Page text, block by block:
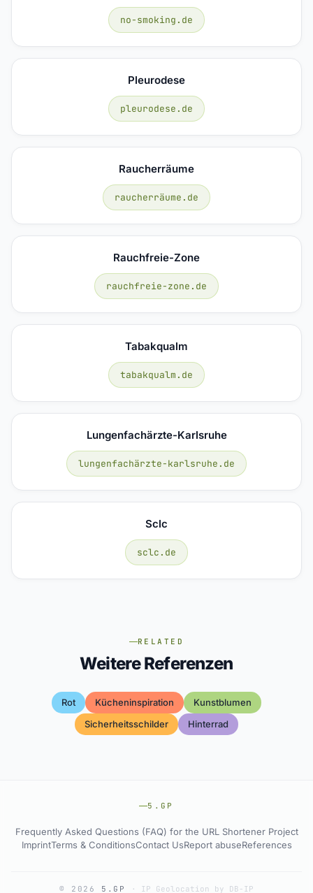
no-smoking.de
Pleurodese
pleurodese.de
Raucherräume
raucherräume.de
Rauchfreie-Zone
rauchfreie-zone.de
Tabakqualm
tabakqualm.de
Lungenfachärzte-Karlsruhe
lungenfachärzte-karlsruhe.de
Sclc
sclc.de
RELATED
Weitere Referenzen
Rot Kücheninspiration
Kunstblumen
Sicherheitsschilder
Hinterrad
5.GP
Frequently Asked Questions (FAQ) for the URL Shortener Project
ImprintTerms & ConditionsContact UsReport abuseReferences
© 2026 5.GP · IP Geolocation by DB-IP